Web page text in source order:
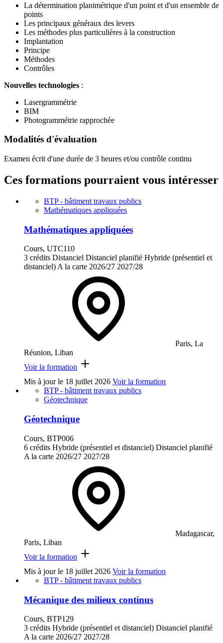
La détermination planimétrique d'un point et d'un ensemble de
points
Les principaux généraux des levers
Les méthodes plus particulières à la construction
Implantation
Principe
Méthodes
Contrôles
Nouvelles technologies :
Lasergrammétrie
BIM
Photogrammétrie rapprochée
Modalités d'évaluation
Examen écrit d'une durée de 3 heures et/ou contrôle continu
Ces formations pourraient vous intéresser
BTP - bâtiment travaux publics
Mathématiques appliquées
Mathématiques appliquées
Cours, UTC110
3 crédits Distanciel Distanciel planifié Hybride (présentiel et
distanciel) A la carte 2026/27 2027/28
Paris, La
Réunion, Liban
Voir la formation
Mis à jour le 18 juillet 2026 Voir la formation
BTP - bâtiment travaux publics
Géotechnique
Géotechnique
Cours, BTP006
6 crédits Hybride (présentiel et distanciel) Distanciel planifié
A la carte 2026/27 2027/28
Madagascar,
Paris, Liban
Voir la formation
Mis à jour le 18 juillet 2026 Voir la formation
BTP - bâtiment travaux publics
Mécanique des milieux continus
Cours, BTP129
3 crédits Hybride (présentiel et distanciel) Distanciel planifié
A la carte 2026/27 2027/28